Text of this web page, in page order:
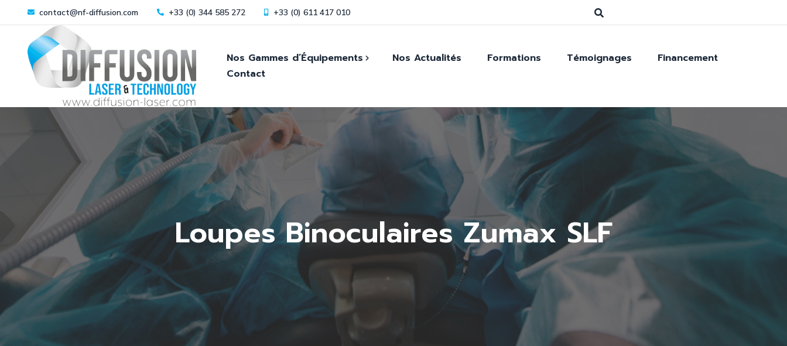
contact@nf-diffusion.com +33 (0) 344 585 272 +33 (0) 611 417 010
Nos Gammes d’Équipements
Détartreurs et Polisseurs
Gamme Endodontie
Gamme Lasers
Loupes Binoculaires &
Éclairage
Microscopes Opératoires
Casque Ergonomique 3D
ArtComVision 300X
Stylo d’Anesthésie
Nos Actualités Formations Témoignages
Financement
Contact
Loupes Binoculaires Zumax SLF